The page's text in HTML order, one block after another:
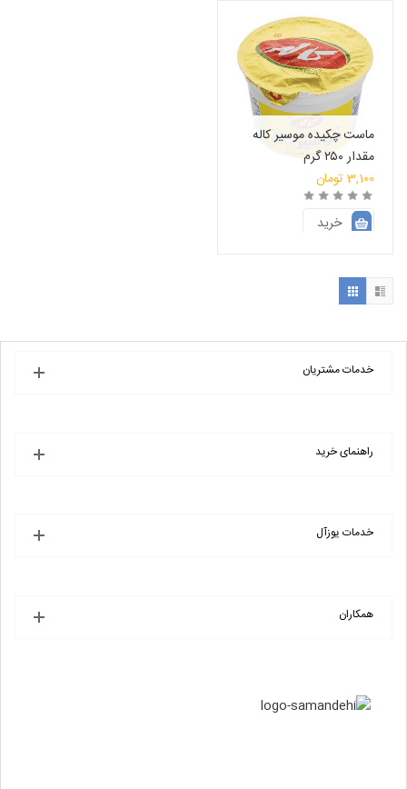
ماست چکیده موسیر کاله
مقدار ۲۵۰ گرم
3,100 تومان
خرید
خدمات مشتریان
راهنمای خرید
خدمات یوزآل
همکاران